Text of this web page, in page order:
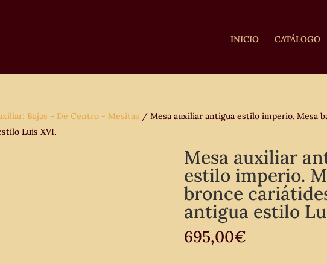
INICIO CATÁLOGO
Bajas - De Centro - Mesitas / Mesa auxiliar antigua estilo imperio. Mesa
Luis XVI.
Mesa auxiliar
estilo imperio.
bronce
antigua estilo
695,00€